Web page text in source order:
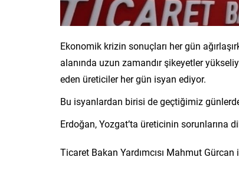
Ekonomik krizin sonuçları her gün
alanında uzun zamandır şikeyetler
eden üreticiler her gün isyan ediyor.
Bu isyanlardan birisi de geçtiğimiz günlerde
Erdoğan, Yozgat’ta üreticinin sorunlarına
Ticaret Bakan Yardımcısı Mahmut Gürcan